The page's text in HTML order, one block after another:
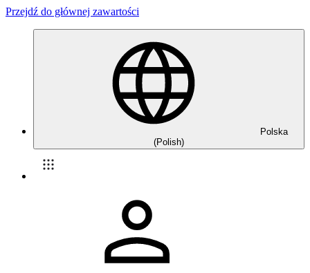
Przejdź do głównej zawartości
Polska
(Polish)